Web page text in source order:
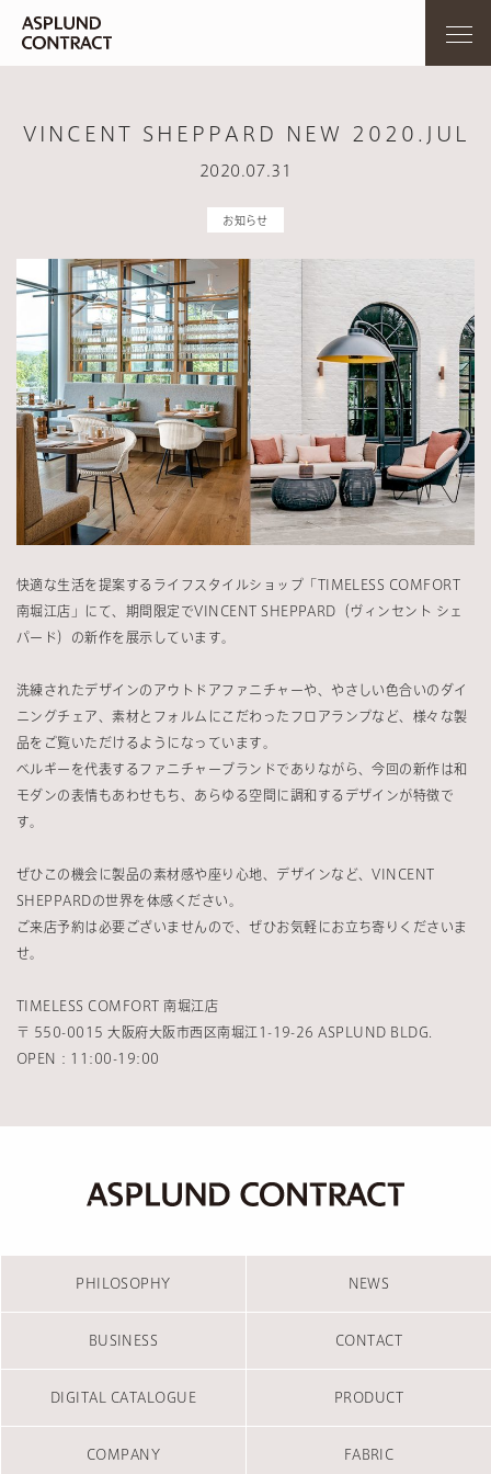
VINCENT SHEPPARD NEW 2020.JUL
2020.07.31
お知らせ
快適な生活を提案するライフスタイルショップ「TIMELESS COMFORT
南堀江店」にて、期間限定でVINCENT SHEPPARD（ヴィンセント シェ
パード）の新作を展示しています。
洗練されたデザインのアウトドアファニチャーや、やさしい色合いのダイ
ニングチェア、素材とフォルムにこだわったフロアランプなど、様々な製
品をご覧いただけるようになっています。
ベルギーを代表するファニチャーブランドでありながら、今回の新作は和
モダンの表情もあわせもち、あらゆる空間に調和するデザインが特徴で
す。
ぜひこの機会に製品の素材感や座り心地、デザインなど、VINCENT
SHEPPARDの世界を体感ください。
ご来店予約は必要ございませんので、ぜひお気軽にお立ち寄りくださいま
せ。
TIMELESS COMFORT 南堀江店
〒 550-0015 大阪府大阪市西区南堀江1-19-26 ASPLUND BLDG.
OPEN：11:00-19:00
PHILOSOPHY NEWS
BUSINESS CONTACT
DIGITAL CATALOGUE PRODUCT
COMPANY FABRIC